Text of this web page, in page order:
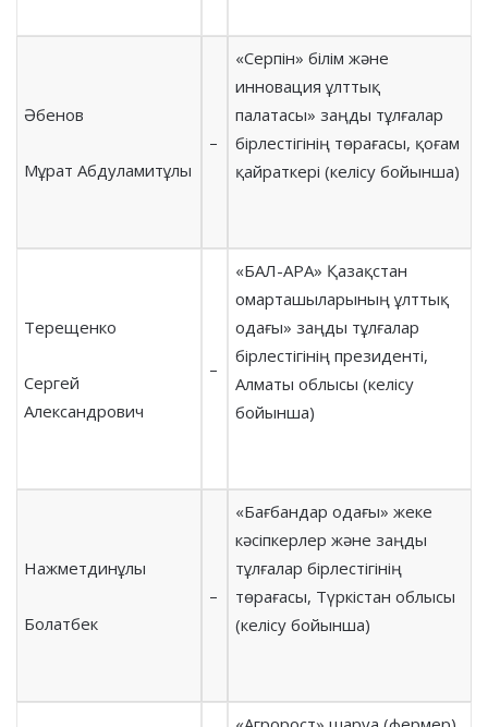
Әбенов
Мұрат Абдуламитұлы
–
«Серпін» білім және
инновация ұлттық
палатасы» заңды тұлғалар
бірлестігінің төрағасы, қоғам
қайраткері (келісу бойынша)
Терещенко
Сергей
Александрович
–
«БАЛ-АРА» Қазақстан
омарташыларының ұлттық
одағы» заңды тұлғалар
бірлестігінің президенті,
Алматы облысы (келісу
бойынша)
Нажметдинұлы
Болатбек
–
«Бағбандар одағы» жеке
кәсіпкерлер және заңды
тұлғалар бірлестігінің
төрағасы, Түркістан облысы
(келісу бойынша)